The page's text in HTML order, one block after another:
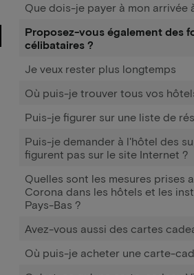
Que dois-je payer à mon arrivée
Proposez-vous également des
célibataires ?
Je veux rester plus longtemps
Où puis-je trouver tous vos
Puis-je figurer sur une liste de
Puis-je demander à l'hôtel des
figurent pas sur le site Internet ?
Quelles sont les mesures prises
Corona dans les hôtels et les
Pays-Bas ?
Avez-vous aussi des cartes
Où puis-je acheter une carte-